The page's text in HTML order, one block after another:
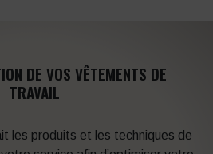
DE VOS VÊTEMENTS DE
TRAVAIL
les produits et les techniques de